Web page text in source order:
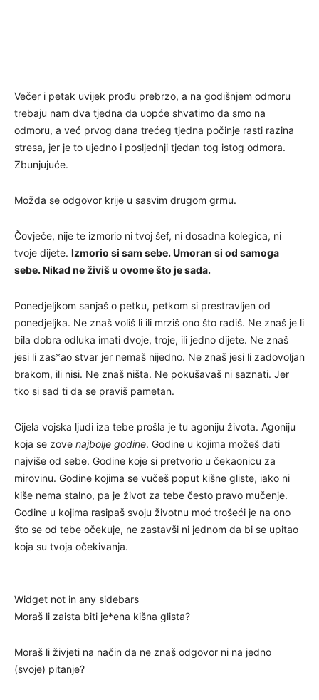
Večer i petak uvijek prođu prebrzo, a na godišnjem odmoru
trebaju nam dva tjedna da uopće shvatimo da smo na
odmoru, a već prvog dana trećeg tjedna počinje rasti razina
stresa, jer je to ujedno i posljednji tjedan tog istog odmora.
Zbunjujuće.
Možda se odgovor krije u sasvim drugom grmu.
Čovječe, nije te izmorio ni tvoj šef, ni dosadna kolegica, ni
tvoje dijete. Izmorio si sam sebe. Umoran si od samoga
sebe. Nikad ne živiš u ovome što je sada.
Ponedjeljkom sanjaš o petku, petkom si prestravljen od
ponedjeljka. Ne znaš voliš li ili mrziš ono što radiš. Ne znaš je li
bila dobra odluka imati dvoje, troje, ili jedno dijete. Ne znaš
jesi li zas*ao stvar jer nemaš nijedno. Ne znaš jesi li zadovoljan
brakom, ili nisi. Ne znaš ništa. Ne pokušavaš ni saznati. Jer
tko si sad ti da se praviš pametan.
Cijela vojska ljudi iza tebe prošla je tu agoniju života. Agoniju
koja se zove najbolje godine. Godine u kojima možeš dati
najviše od sebe. Godine koje si pretvorio u čekaonicu za
mirovinu. Godine kojima se vučeš poput kišne gliste, iako ni
kiše nema stalno, pa je život za tebe često pravo mučenje.
Godine u kojima rasipaš svoju životnu moć trošeći je na ono
što se od tebe očekuje, ne zastavši ni jednom da bi se upitao
koja su tvoja očekivanja.
Widget not in any sidebars
Moraš li zaista biti je*ena kišna glista?
Moraš li živjeti na način da ne znaš odgovor ni na jedno
(svoje) pitanje?